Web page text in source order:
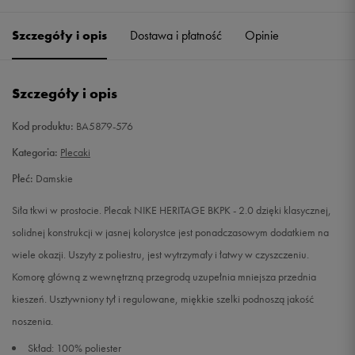
Szczegóły i opis Dostawa i płatność Opinie
Szczegóły i opis
Kod produktu: BA5879-576
Kategoria: Plecaki
Płeć: Damskie
Siła tkwi w prostocie. Plecak NIKE HERITAGE BKPK - 2.0 dzięki klasycznej,
solidnej konstrukcji w jasnej kolorystce jest ponadczasowym dodatkiem na
wiele okazji. Uszyty z poliestru, jest wytrzymały i łatwy w czyszczeniu.
Komorę główną z wewnętrzną przegrodą uzupełnia mniejsza przednia
kieszeń. Usztywniony tył i regulowane, miękkie szelki podnoszą jakość
noszenia.
Skład: 100% poliester